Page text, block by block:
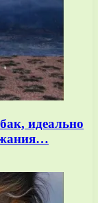
идеально